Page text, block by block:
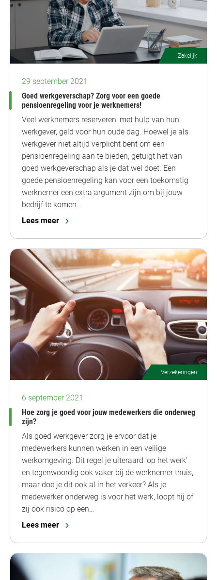
Zakelijk
29 september 2021
Goed werkgeverschap? Zorg voor een goede
pensioenregeling voor je werknemers!
Veel werknemers reserveren, met hulp van hun
werkgever, geld voor hun oude dag. Hoewel je als
werkgever niet altijd verplicht bent om een
pensioenregeling aan te bieden, getuigt het van
goed werkgeverschap als je dat wel doet. Een
goede pensioenregeling kan voor een toekomstig
werknemer een extra argument zijn om bij jouw
bedrijf te komen…
Lees meer
Verzekeringen
6 september 2021
Hoe zorg je goed voor jouw medewerkers die onderweg
zijn?
Als goed werkgever zorg je ervoor dat je
medewerkers kunnen werken in een veilige
werkomgeving. Dit regel je uiteraard ‘op het werk’
en tegenwoordig ook vaker bij de werknemer thuis,
maar doe je dit ook al in het verkeer? Als je
medewerker onderweg is voor het werk, loopt hij of
zij ook risico op een…
Lees meer